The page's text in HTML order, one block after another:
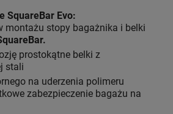
SquareBar Evo:
montażu stopy bagażnika i belki
prostokątne belki z
stali
na uderzenia polimeru
zabezpieczenie bagażu na